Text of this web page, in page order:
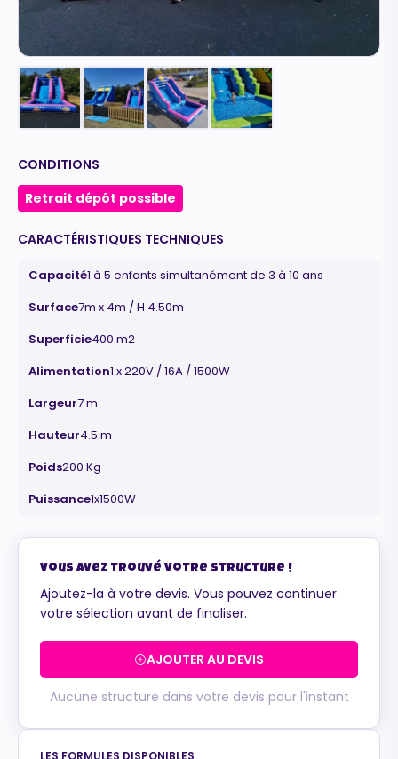
CONDITIONS
Retrait dépôt possible
CARACTÉRISTIQUES TECHNIQUES
Capacité1 à 5 enfants simultanément de 3 à 10 ans
Surface7m x 4m / H 4.50m
Superficie400 m2
Alimentation1 x 220V / 16A / 1500W
Largeur7 m
Hauteur4.5 m
Poids200 Kg
Puissance1x1500W
Vous avez trouvé votre structure !
Ajoutez-la à votre devis. Vous pouvez continuer
votre sélection avant de finaliser.
AJOUTER AU DEVIS
Aucune structure dans votre devis pour l'instant
LES FORMULES DISPONIBLES
Configurateur IA · En ligne